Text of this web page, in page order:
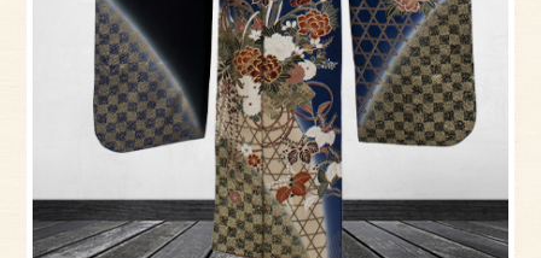
成人式特設ページ
お問い合わせ
お客様の声
サイトマップ